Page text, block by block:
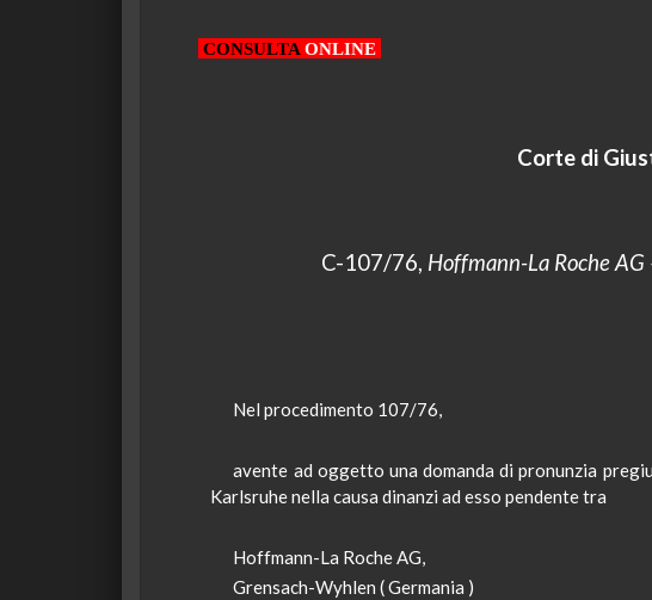
CONSULTA ONLINE
Corte di
C-107/76, Hoffmann-LaRoche AG
Nel procedimento 107/76,
avente ad oggetto una domanda di pronunzia
Karlsruhenella causa dinanzi ad esso pendente tra
Hoffmann-La Roche AG,
Grensach-Wyhlen ( Germania )